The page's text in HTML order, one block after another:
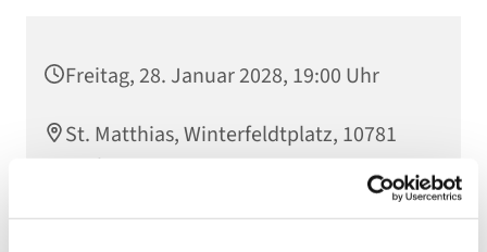
Freitag, 28. Januar 2028, 19:00 Uhr
St. Matthias, Winterfeldtplatz, 10781
Berlin